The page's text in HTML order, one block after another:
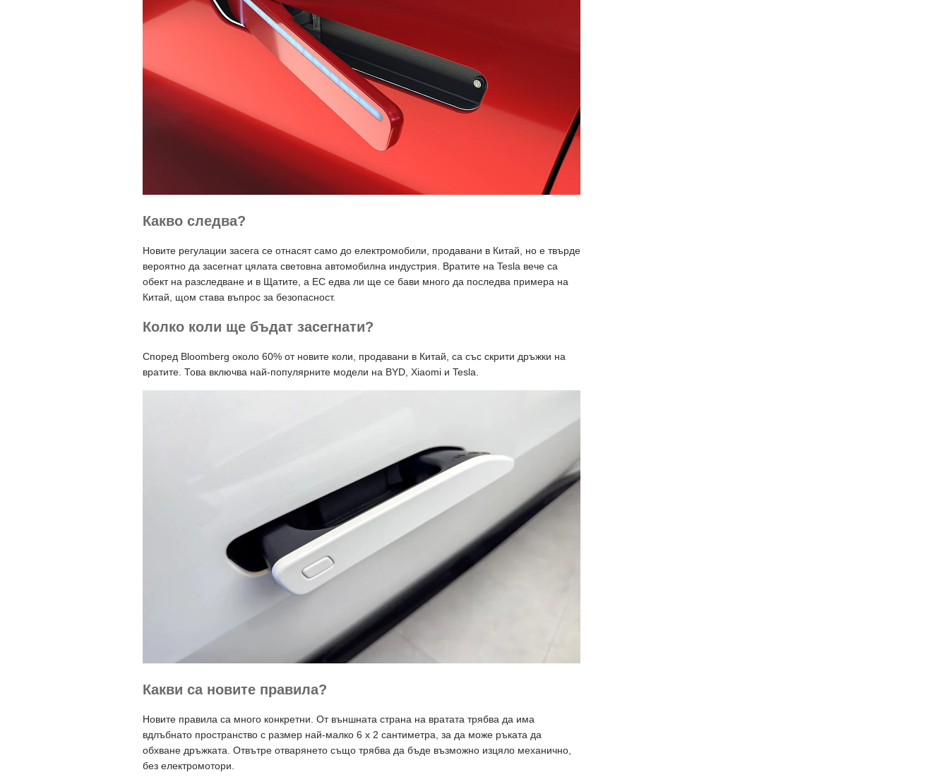
Какво следва?
Новите регулации засега се отнасят само до електромобили, продавани в Китай, но е твърде
вероятно да засегнат цялата световна автомобилна индустрия. Вратите на Tesla вече са
обект на разследване и в Щатите, а ЕС едва ли ще се бави много да последва примера на
Китай, щом става въпрос за безопасност.
Колко коли ще бъдат засегнати?
Според Bloomberg около 60% от новите коли, продавани в Китай, са със скрити дръжки на
вратите. Това включва най-популярните модели на BYD, Xiaomi и Tesla.
Какви са новите правила?
Новите правила са много конкретни. От външната страна на вратата трябва да има
вдлъбнато пространство с размер най-малко 6 х 2 сантиметра, за да може ръката да
обхване дръжката. Отвътре отварянето също трябва да бъде възможно изцяло механично,
без електромотори.